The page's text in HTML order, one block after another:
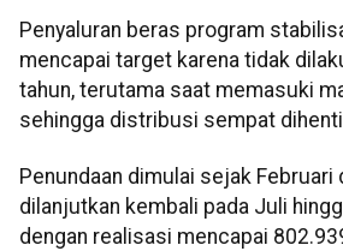
Penyaluran beras program
mencapai target karena tidak
tahun, terutama saat memasuki
sehingga distribusi sempat
Penundaan dimulai sejak Februari
dilanjutkan kembali pada Juli
dengan realisasi mencapai